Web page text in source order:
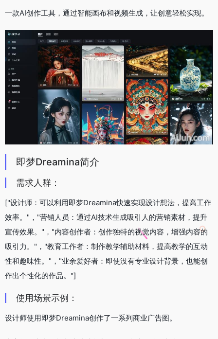
一款AI创作工具，通过智能画布和视频生成，让创意轻松实现。
即梦Dreamina简介
需求人群：
["设计师：可以利用即梦Dreamina快速实现设计想法，提高工作
效率。"，"营销人员：通过AI技术生成吸引人的营销素材，提升
宣传效果。"，"内容创作者：创作独特的视觉内容，增强内容的
吸引力。"，"教育工作者：制作教学辅助材料，提高教学的互动
性和趣味性。"，"业余爱好者：即使没有专业设计背景，也能创
作出个性化的作品。"]
使用场景示例：
设计师使用即梦Dreamina创作了一系列商业广告图。